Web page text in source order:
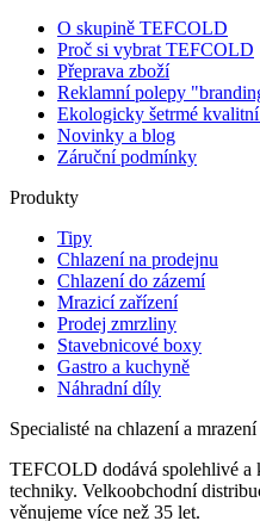
O skupině TEFCOLD
Proč si vybrat TEFCOLD
Přeprava zboží
Reklamní polepy
Ekologicky šetrmé
Novinky a blog
Záruční podmínky
Produkty
Tipy
Chlazení na prodejnu
Chlazení do zázemí
Mrazicí zařízení
Prodej zmrzliny
Stavebnicové boxy
Gastro a kuchyně
Náhradní díly
Specialisté na chlazení a mrazení
TEFCOLD dodává spolehlivé
techniky. Velkoobchodní
věnujeme více než 35 let.